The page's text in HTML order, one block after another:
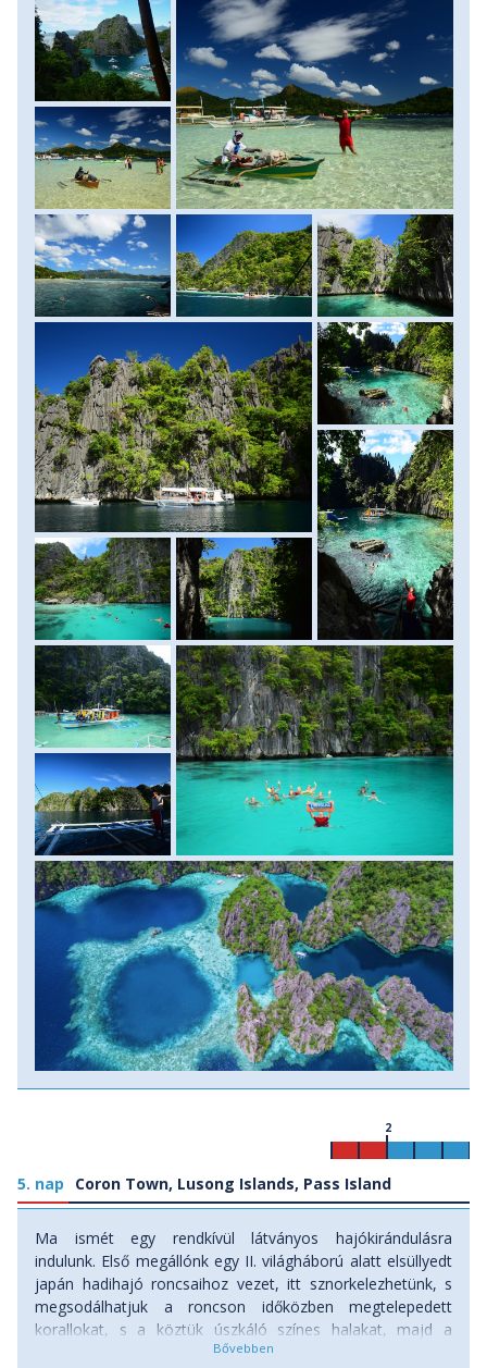
úszva, vagy a derékig érő vízbe begyalogolva közelíthetők
meg, felszerelésünket mindenképp vízálló táskákba tegyük!
Ilyen táskákat a kikötőben, vagy a városban sétálva úton-
útfélen jó áron beszerezhetünk. Felpakolva ivóvízzel,
élelmiszerrel és sznorkel felszereléssel kihajózunk a
környező szigetvilág felfedezésére. Délkelet-Ázsia egyik
legszebb szigetcsoportja vár minket. A kristálytiszta vízben
magasodnak a méregzöld trópusi növényzettel borított
mészkősziklák, szigetek, melyek mélye felderítésre váró
lagúnákat, strandokat rejt, a körülöttük lévő víz alatt pedig
korallok és a köztük élő halak színes és nyüzsgő világa
várja az utazót. Elsőként a Busuanga-szigeten fekvő Coron
Town-tól egy jó fél órányi hajóútra található azonos nevű
sziget, Coron felé vesszük az irányt. A sziget már
önmagában is rendkívül különleges, hiszen a tűéles
mészkőcsipkék formálta tájon úgy érezhetjük magunkat,
mintha egy másik bolygón lennénk. A vad táj azonban
megannyi szépséget rejt, melyekért csupán egy néhány
tízperces, ám annál meredekebb túrát kell megcsinálnunk.
Az első kilátópontunkból a kristálytiszta vizű, a kék és a
zöld valószínűtlenül sok árnyalatában pompázó Kayangan-
tavat csodálhatjuk meg, amelyben aztán később
természetesen meg is fürödhetünk. A további programok
során megnézzük még a hasonlóan döbbenetes fekvésű
Twin Lagoons-t, strandolunk a CYC Beach-en, illetve
sznorkelezünk a Siete Picados korallszirtjei között.
Látványos programunk után a délutáni órákban térünk
vissza szállásunkra. Szállás: szálloda, ellátás reggeli.
5. nap Coron Town, Lusong Islands, Pass Island
2
Ma ismét egy rendkívül látványos hajókirándulásra
indulunk. Első megállónk egy II. világháború alatt elsüllyedt
japán hadihajó roncsaihoz vezet, itt sznorkelezhetünk, s
megsodálhatjuk a roncson időközben megtelepedett
korallokat, s a köztük úszkáló színes halakat, majd a
Lusong korallkert ugyancsak különleges, érintetlen